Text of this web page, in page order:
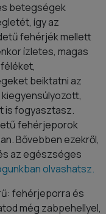
betegségek
így az
fehérjék mellett
ízletes, magas
beiktatni az
is fogyasztasz.
fehérjeporok
Bővebben ezekről,
az egészséges
olvashatsz.
fehérjeporra és
még zabpehellyel,